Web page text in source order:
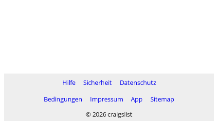
Hilfe Sicherheit
Datenschutz
Bedingungen
Impressum App
Sitemap
© 2026 craigslist